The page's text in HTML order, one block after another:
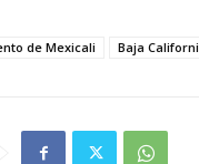
de Mexicali Baja